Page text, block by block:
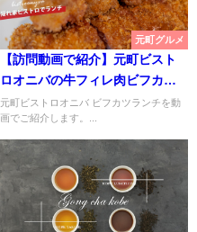
元町グルメ
【訪問動画で紹介】元町ビスト
ロオニバの牛フィレ肉ビフカツ
ランチ！【神戸】
元町ビストロオニバ ビフカツランチを動
画でご紹介します。...